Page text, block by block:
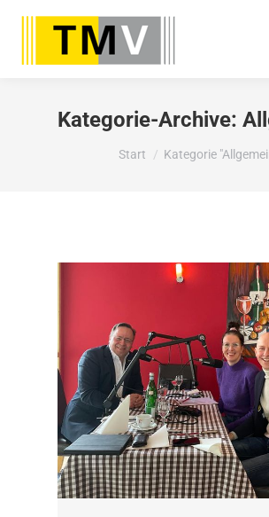
Kategorie-Archive:
Sie befinden sich hier:
Start Kategorie